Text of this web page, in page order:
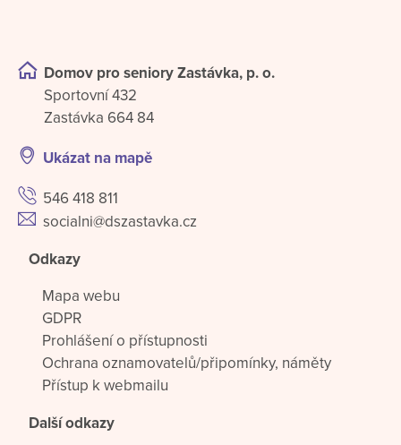
Domov pro seniory Zastávka, p. o.
Sportovní 432
Zastávka 664 84
Ukázat na mapě
546 418 811
socialni@dszastavka.cz
Odkazy
Mapa webu
GDPR
Prohlášení o přístupnosti
Ochrana oznamovatelů/připomínky, náměty
Přístup k webmailu
Další odkazy